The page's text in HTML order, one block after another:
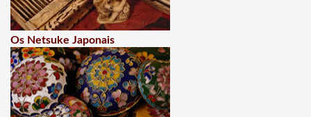
Os Netsuke Japonais